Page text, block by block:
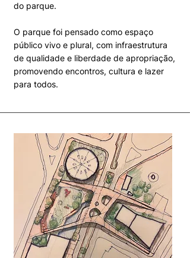
do parque.
O parque foi pensado como espaço
público vivo e plural, com infraestrutura
de qualidade e liberdade de apropriação,
promovendo encontros, cultura e lazer
para todos.